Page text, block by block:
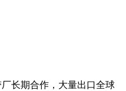
长期合作，大量出口全球